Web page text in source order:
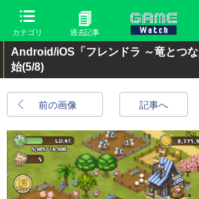
カテゴリ 過去記事
Android/iOS「フレンドラ ～竜とつ
始(5/8)
前の画像 記事へ